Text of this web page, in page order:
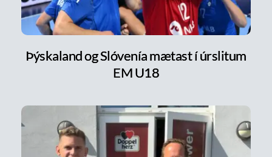
Þýskaland og Slóvenía mætast í úrslitum
EM U18